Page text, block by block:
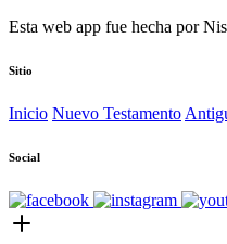
Esta web app fue hecha por
Sitio
Inicio Nuevo Testamento
Social